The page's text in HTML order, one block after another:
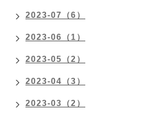
2023-07（6）
2023-06（1）
2023-05（2）
2023-04（3）
2023-03（2）